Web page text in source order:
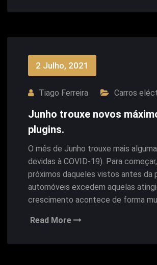
2 Julho, 2021
Tiago Ferreira Carros
Junho trouxe novos
plugins.
O mês de Junho trouxe mais
devidas à COVID-19). Para
próximos daqueles vistos antes da
automóveis excedem aquelas
crescimento acontece de forma
Read More